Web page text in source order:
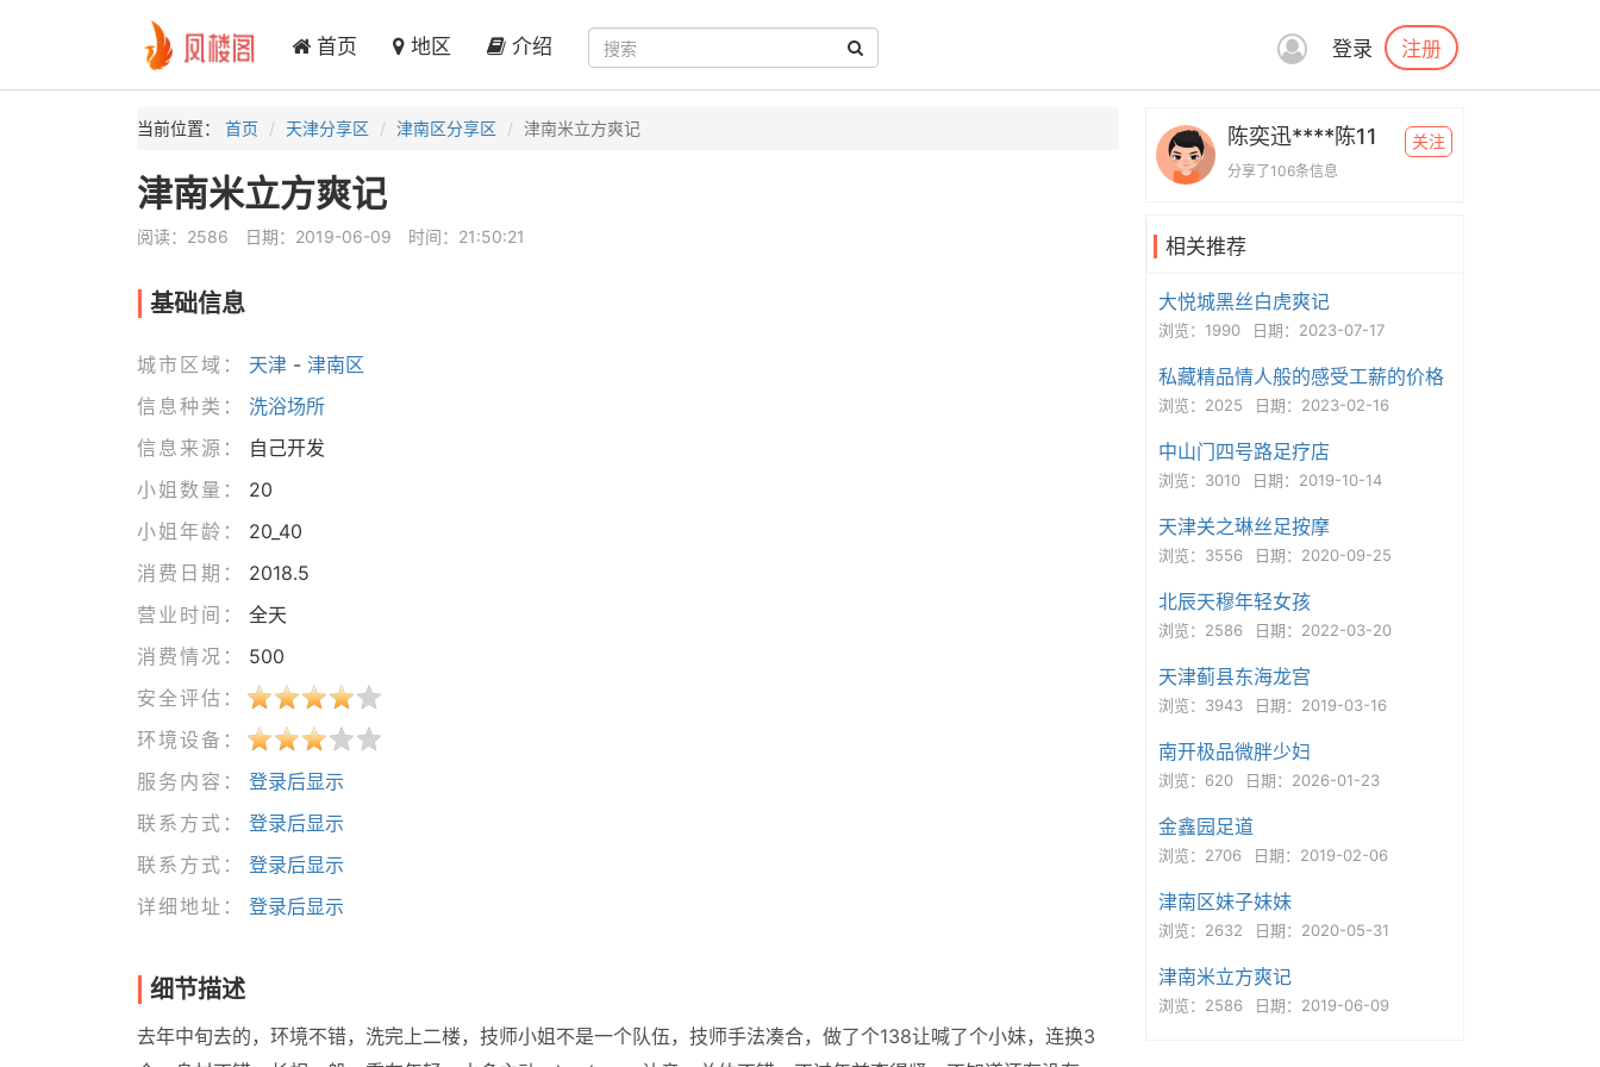
首页 地区 介绍 登录 注册
当前位置： 首页 天津分享区 津南区分享区 津南米立方爽记
津南米立方爽记
阅读：2586 日期：2019-06-09 时间：21:50:21
基础信息
城市区域： 天津- 津南区
信息种类：
洗浴场所
信息来源：
自己开发
小姐数量：
20
小姐年龄：
20_40
消费日期：
2018.5
营业时间：
全天
消费情况：
500
安全评估：
环境设备：
服务内容：
登录后显示
联系方式：
登录后显示
联系方式：
登录后显示
详细地址：
登录后显示
细节描述
去年中旬去的，环境不错，洗完上二楼，技师小姐不是一个队伍，技师手法凑合，做了个138让喊了个小妹，连换3
陈奕迅****陈11
分享了106条信息
关注
相关推荐
大悦城黑丝白虎爽记
浏览：1990 日期：2023-07-17
私藏精品情人般的感受工薪的价格
浏览：2025 日期：2023-02-16
中山门四号路足疗店
浏览：3010 日期：2019-10-14
天津关之琳丝足按摩
浏览：3556 日期：2020-09-25
北辰天穆年轻女孩
浏览：2586 日期：2022-03-20
天津蓟县东海龙宫
浏览：3943 日期：2019-03-16
南开极品微胖少妇
浏览：620 日期：2026-01-23
金鑫园足道
浏览：2706 日期：2019-02-06
津南区妹子妹妹
浏览：2632 日期：2020-05-31
津南米立方爽记
浏览：2586 日期：2019-06-09